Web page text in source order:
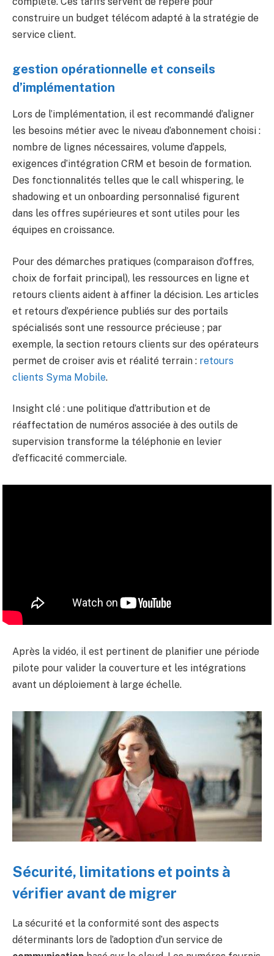
construire un budget télécom adapté à la stratégie de
service client.
gestion opérationnelle et conseils
d’implémentation
Lors de l’implémentation, il est recommandé d’aligner
les besoins métier avec le niveau d’abonnement choisi :
nombre de lignes nécessaires, volume d’appels,
exigences d’intégration CRM et besoin de formation.
Des fonctionnalités telles que le call whispering, le
shadowing et un onboarding personnalisé figurent
dans les offres supérieures et sont utiles pour les
équipes en croissance.
Pour des démarches pratiques (comparaison d’offres,
choix de forfait principal), les ressources en ligne et
retours clients aident à affiner la décision. Les articles
et retours d’expérience publiés sur des portails
spécialisés sont une ressource précieuse ; par
exemple, la section retours clients sur des opérateurs
permet de croiser avis et réalité terrain : retours
clients Syma Mobile.
Insight clé : une politique d’attribution et de
réaffectation de numéros associée à des outils de
supervision transforme la téléphonie en levier
d’efficacité commerciale.
Après la vidéo, il est pertinent de planifier une période
pilote pour valider la couverture et les intégrations
avant un déploiement à large échelle.
Sécurité, limitations et points à
vérifier avant de migrer
La sécurité et la conformité sont des aspects
déterminants lors de l’adoption d’un service de